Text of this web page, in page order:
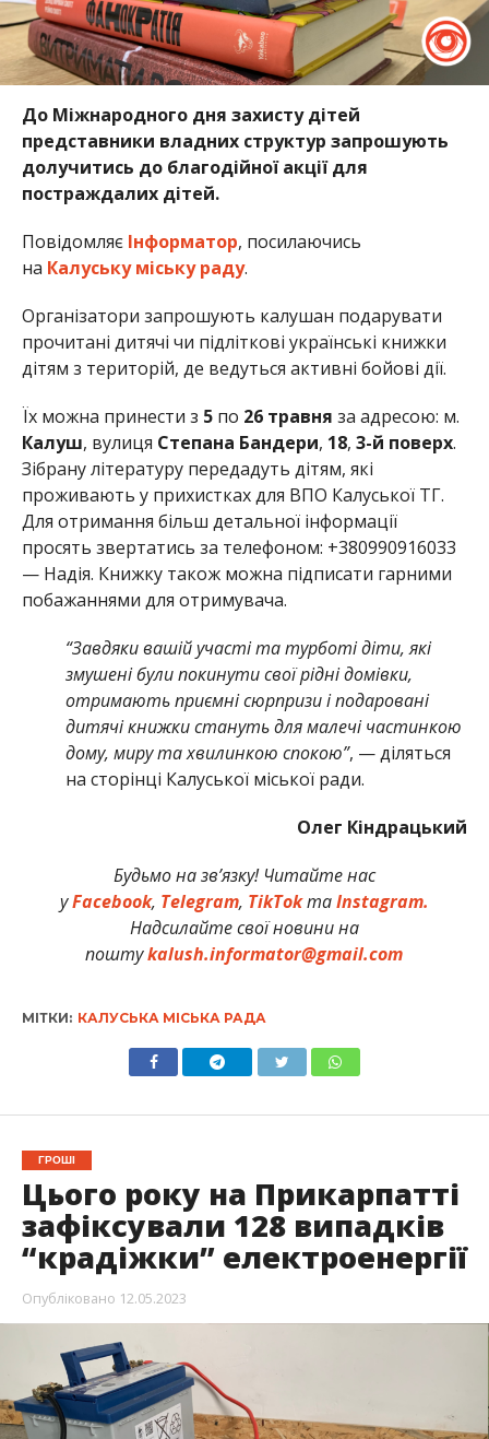
До Міжнародного дня захисту дітей
представники владних структур запрошують
долучитись до благодійної акції для
постраждалих дітей.
Повідомляє Інформатор, посилаючись
на Калуську міську раду.
Організатори запрошують калушан подарувати
прочитані дитячі чи підліткові українські книжки
дітям з територій, де ведуться активні бойові дії.
Їх можна принести з 5по 26 травня за адресою: м.
Калуш, вулиця Степана Бандери, 18, 3-й поверх.
Зібрану літературу передадуть дітям, які
проживають у прихистках для ВПО Калуської ТГ.
Для отримання більш детальної інформації
просять звертатись за телефоном: +380990916033
— Надія. Книжку також можна підписати гарними
побажаннями для отримувача.
“Завдяки вашій участі та турботі діти, які
змушені були покинути свої рідні домівки,
отримають приємні сюрпризи і подаровані
дитячі книжки стануть для малечі частинкою
дому, миру та хвилинкою спокою”, — діляться
на сторінці Калуської міської ради.
Олег Кіндрацький
Будьмо на зв’язку! Читайте нас
уFacebook, Telegram, TikTokтаInstagram.
Надсилайте свої новини на
поштуkalush.informator@gmail.com
МІТКИ: КАЛУСЬКА МІСЬКА РАДА
ГРОШІ
Цього року на Прикарпатті
зафіксували 128 випадків
“крадіжки” електроенергії
Опубліковано 12.05.2023